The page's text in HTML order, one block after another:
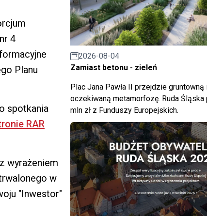
4
Planu
spotkania
RAR
wyrażeniem
w
"Inwestor"
2026-08-04
Zamiast betonu - zieleń
Plac Jana Pawła II przejdzie gruntowną
oczekiwaną metamorfozę. Ruda Śląska
mln zł z Funduszy Europejskich.